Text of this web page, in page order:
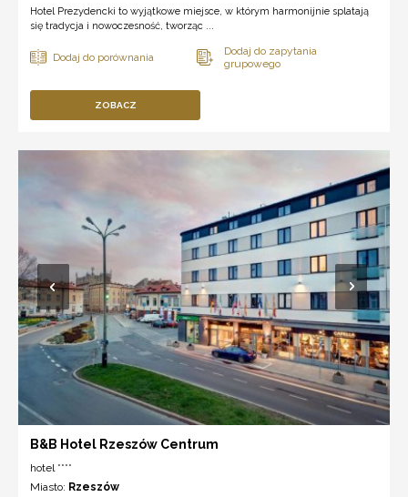
Hotel Prezydencki to wyjątkowe miejsce, w którym harmonijnie splatają
się tradycja i nowoczesność, tworząc ...
ZOBACZ
B&B Hotel Rzeszów Centrum
hotel ****
Miasto: Rzeszów